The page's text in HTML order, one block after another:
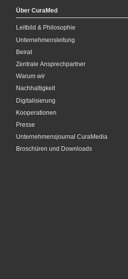
Über CuraMed
Leitbild & Philosophie
Unternehmensleitung
Beirat
Zentrale Ansprechpartner
Warum wir
Nachhaltigkeit
Digitalisierung
Kooperationen
Presse
Unternehmensjournal CuraMedia
Broschüren und Downloads